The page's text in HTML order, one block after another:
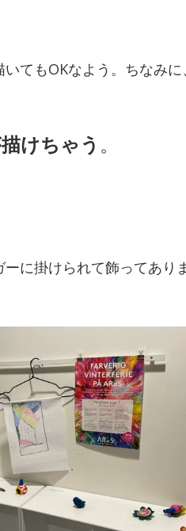
てもOKなよう。ちなみに、
けちゃう 。
に掛けられて飾ってあり